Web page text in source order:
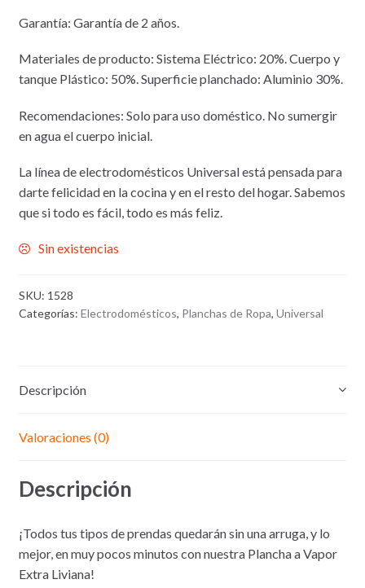
Garantía: Garantía de 2 años.
Materiales de producto: Sistema Eléctrico: 20%. Cuerpo y
tanque Plástico: 50%. Superficie planchado: Aluminio 30%.
Recomendaciones: Solo para uso doméstico. No sumergir
en agua el cuerpo inicial.
La línea de electrodomésticos Universal está pensada para
darte felicidad en la cocina y en el resto del hogar. Sabemos
que si todo es fácil, todo es más feliz.
Sin existencias
SKU: 1528
Categorías: Electrodomésticos, Planchas de Ropa, Universal
Descripción
Valoraciones (0)
Descripción
¡Todos tus tipos de prendas quedarán sin una arruga, y lo
mejor, en muy pocos minutos con nuestra Plancha a Vapor
Extra Liviana!